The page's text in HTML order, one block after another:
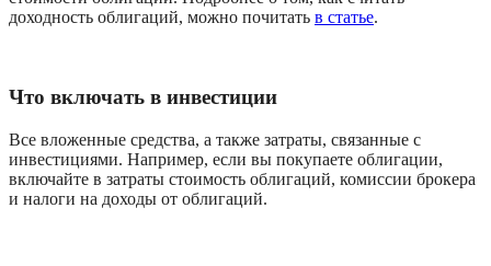
доходность облигаций, можно почитать в статье.
Что включать в инвестиции
Все вложенные средства, а также затраты, связанные с
инвестициями. Например, если вы покупаете облигации,
включайте в затраты стоимость облигаций, комиссии брокера
и налоги на доходы от облигаций.